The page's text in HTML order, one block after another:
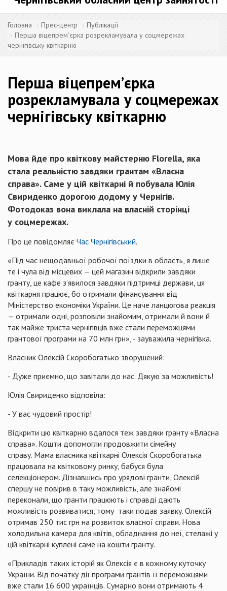
Головна Прес-центр
Публікації
Перша віцепремʼєрка розрекламувала у соцмережах
чернігівську квіткарню
Перша віцепремʼєрка
розрекламувала у соцмережах
чернігівську квіткарню
Мова йде про квіткову майстерню Florella, яка
стала реальністю завдяки грантам «Власна
справа». Саме у цій квіткарні й побувала Юлія
Свириденко дорогою додому у Чернігів.
Фотодоказ вона виклала на власній сторінці
у соцмережах.
Про це повідомляє Час Чернігівський.
«Під час нещодавньої робочої поїздки в область, я лише
те і чула від місцевих — цей магазин відкрили завдяки
гранту, це кафе зʼявилося завдяки підтримці держави, ця
квіткарня працює, бо отримали фінансування від
Міністерство економіки України. Це наче ланцюгова реакція
— отримали одні, розповіли знайомим, отримали й вони й
так майже триста чернігівців вже стали переможцями
грантової програми на 70 млн грн», - зауважила чернігівка.
Власник Олексій Скоробогатько зворушений:
- Дуже приємно, що завітали до нас. Дякую за можливість!
Юлія Свириденко відповіла:
- У вас чудовий простір!
Відкрити цю квіткарню вдалося теж завдяки гранту «Власна
справа». Кошти допомогли продовжити сімейну
справу. Мама власника квіткарні Олексія Скоробогатька
працювала на квітковому ринку, бабуся була
селекціонером. Дізнавшись про урядові гранти, Олексій
спершу не повірив в таку можливість, але знайомі
переконали, що гранти працюють і справді дають
можливість розвиватися, тому таки подав заявку. Олексій
отримав 250 тис грн на розвиток власної справи. Нова
холодильна камера для квітів, обладнання до неї, стелажі у
цій квіткарні куплені саме на кошти гранту.
«Прикладів таких історій як Олексія є в кожному куточку
України. Від початку дії програми грантів її переможцями
вже стали 16 600 українців. Сумарно вони отримають 4